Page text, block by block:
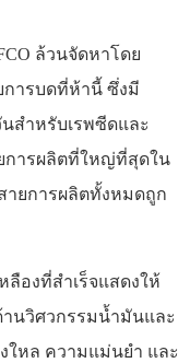
ล้วนจัดหาโดย
การบดที่ห้านี้ ซึ่งมี
สำหรับเรพซีดและ
การผลิตที่ใหญ่ที่สุดใน
ยการผลิตทั้งหมดถูก
องที่สำเร็จแสดงให้
านวิศวกรรมน้ำมันและ
ใหล ความแม่นยำ และ